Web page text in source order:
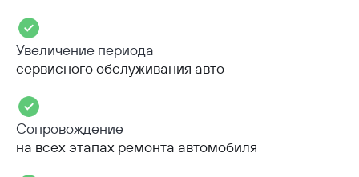
Увеличение периода
сервисного обслуживания авто
Сопровождение
на всех этапах ремонта автомобиля